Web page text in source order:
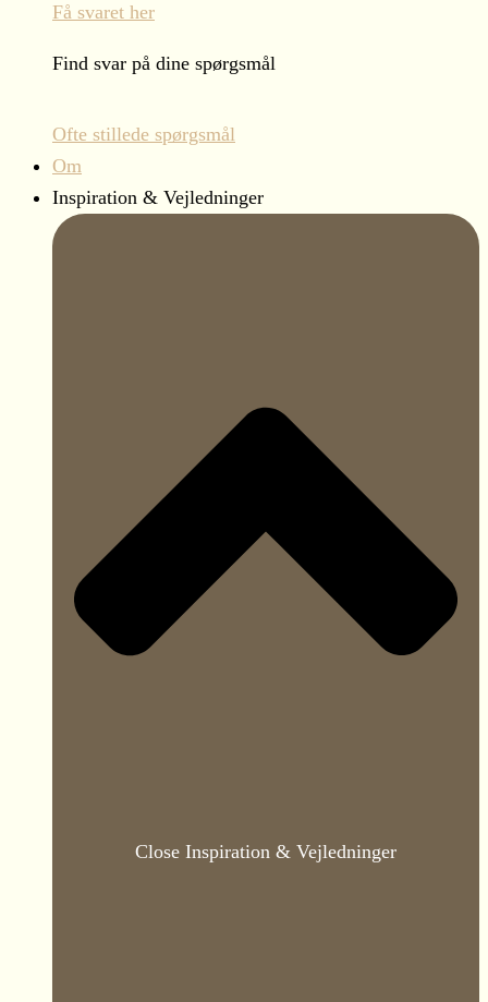
Få svaret her
Find svar på dine spørgsmål
Ofte stillede spørgsmål
Om
Inspiration & Vejledninger
Close Inspiration & Vejledninger